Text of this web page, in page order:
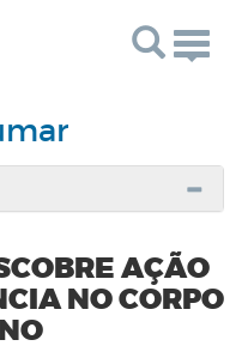
AÇÃO
NO CORPO